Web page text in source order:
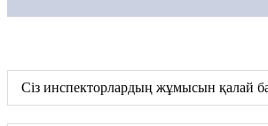
Сіз инспекторлардың жұмысын қалай